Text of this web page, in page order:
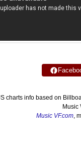
charts info based on
Music
Music VF.com,